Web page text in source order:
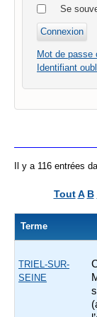
Se
Mot de passe
Identifiant
Il y a 116 entrées
Tout A B
Terme
TRIEL-SUR-
SEINE